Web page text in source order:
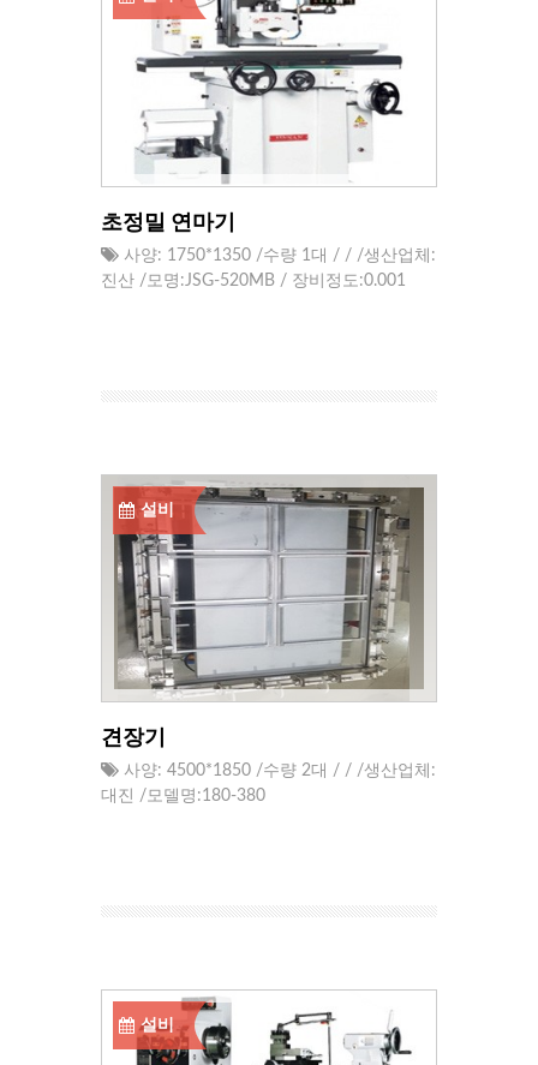
초정밀 연마기
사양: 1750*1350 /수량 1대 / / /생산업체:
진산 /모명:JSG-520MB / 장비정도:0.001
설비
견장기
사양: 4500*1850 /수량 2대 / / /생산업체:
대진 /모델명:180-380
설비